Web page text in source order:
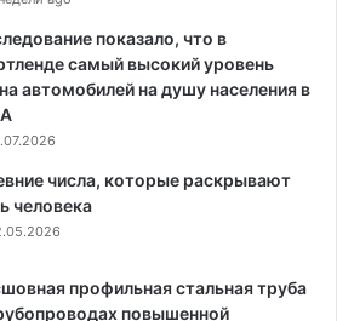
показало, что в
самый высокий уровень
автомобилей на душу населения в
числа, которые раскрывают
человека
профильная стальная труба
повышенной